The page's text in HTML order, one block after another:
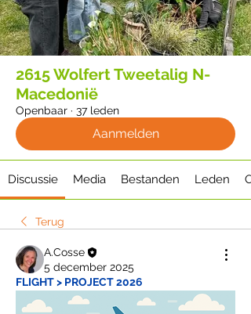
2615 Wolfert Tweetalig N-
Macedonië
Openbaar · 37 leden
Aanmelden
Discussie Media Bestanden Leden
Terug
A.Cosse
5 december 2025
FLIGHT > PROJECT 2026